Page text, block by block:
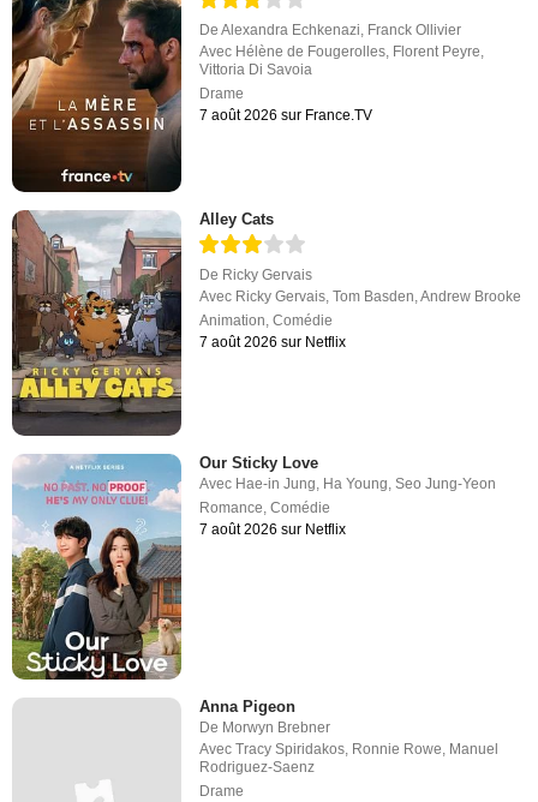
DeAlexandra Echkenazi, Franck Ollivier
Avec Hélène de Fougerolles, Florent Peyre,
Vittoria Di Savoia
Drame
7 août 2026 sur France.TV
Alley Cats
De Ricky Gervais
Avec Ricky Gervais ,Tom Basden ,Andrew Brooke
Animation ,Comédie
7 août 2026 sur Netflix
Our Sticky Love
Avec Hae-in Jung, Ha Young,Seo Jung-Yeon
Romance,Comédie
7 août 2026 sur Netflix
Anna Pigeon
De Morwyn Brebner
AvecTracy Spiridakos, Ronnie Rowe, Manuel
Rodriguez-Saenz
Drame